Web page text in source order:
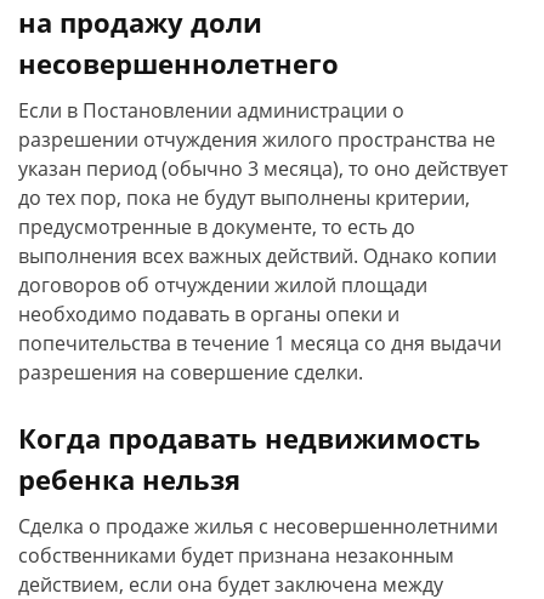
на продажу доли
несовершеннолетнего
Если в Постановлении администрации о
разрешении отчуждения жилого пространства не
указан период (обычно 3 месяца), то оно действует
до тех пор, пока не будут выполнены критерии,
предусмотренные в документе, то есть до
выполнения всех важных действий. Однако копии
договоров об отчуждении жилой площади
необходимо подавать в органы опеки и
попечительства в течение 1 месяца со дня выдачи
разрешения на совершение сделки.
Когда продавать недвижимость
ребенка нельзя
Сделка о продаже жилья с несовершеннолетними
собственниками будет признана незаконным
действием, если она будет заключена между